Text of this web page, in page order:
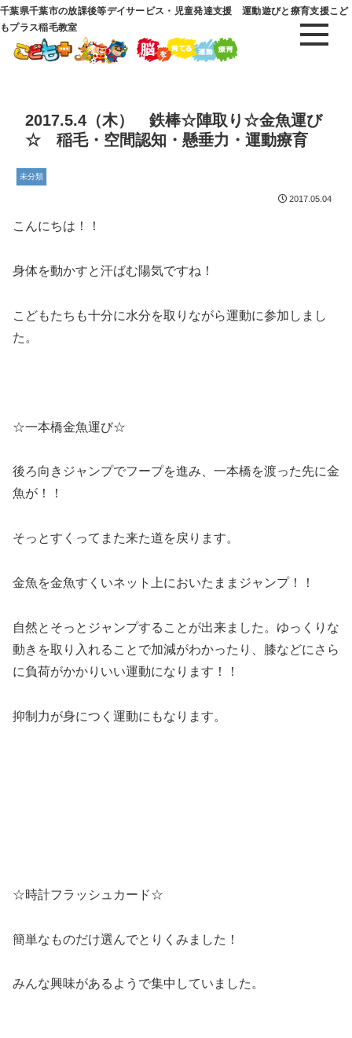
千葉県千葉市の放課後等デイサービス・児童発達支援 運動遊びと療育支援こど
もプラス稲毛教室
2017.5.4（木） 鉄棒☆陣取り☆金魚運び
☆ 稲毛・空間認知・懸垂力・運動療育
未分類
2017.05.04
こんにちは！！
身体を動かすと汗ばむ陽気ですね！
こどもたちも十分に水分を取りながら運動に参加しまし
た。
☆一本橋金魚運び☆
後ろ向きジャンプでフープを進み、一本橋を渡った先に金
魚が！！
そっとすくってまた来た道を戻ります。
金魚を金魚すくいネット上においたままジャンプ！！
自然とそっとジャンプすることが出来ました。ゆっくりな
動きを取り入れることで加減がわかったり、膝などにさら
に負荷がかかりいい運動になります！！
抑制力が身につく運動にもなります。
☆時計フラッシュカード☆
簡単なものだけ選んでとりくみました！
みんな興味があるようで集中していました。